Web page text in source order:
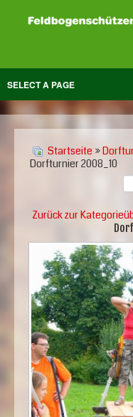
Startseite »
Dorfturnier 2008_10
Zurück zur